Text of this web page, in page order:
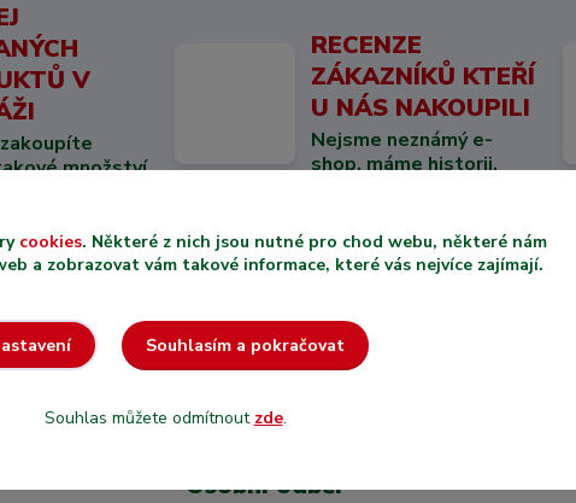
V
množství
RECENZE
ZÁKAZNÍKŮ KTEŘÍ
U NÁS NAKOUPILI
Nejsme neznámý e-
shop, máme historii.
Osobní odběr
cookies. Některé z nich jsou nutné pro chod webu, některé nám
a zobrazovat vám takové informace, které vás nejvíce zajímají.
Souhlasím a pokračovat
Souhlas můžete odmítnout zde.